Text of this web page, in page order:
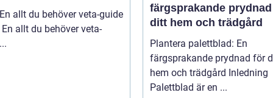
allt du behöver veta-guide
allt du behöver veta-
guide ...
färgsprakande
ditt hem och trädgård
Plantera palettblad: En
färgsprakande prydnad för
hem och trädgård Inledning
Palettblad är en ...